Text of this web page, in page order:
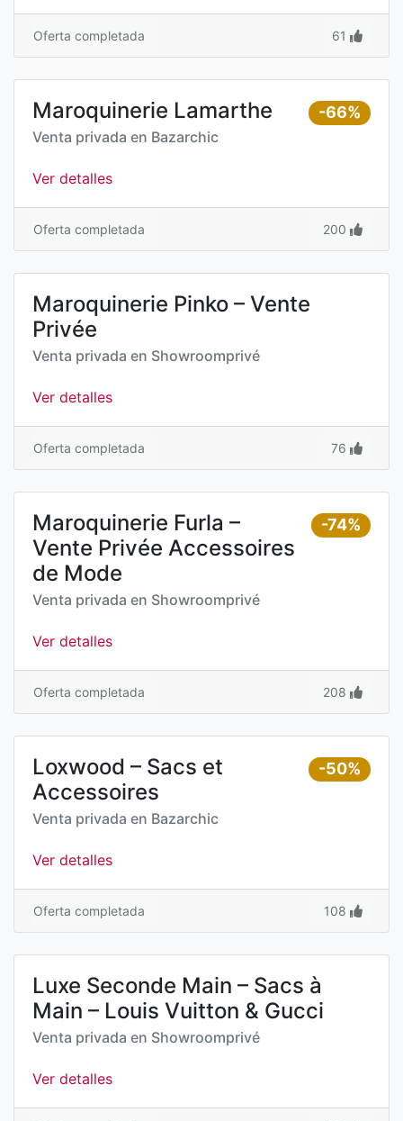
Oferta completada 61
-66%
Maroquinerie Lamarthe
Venta privada en Bazarchic
Ver detalles
Oferta completada 200
Maroquinerie Pinko – Vente
Privée
Venta privada en Showroomprivé
Ver detalles
Oferta completada 76
-74%
Maroquinerie Furla –
Vente Privée Accessoires
de Mode
Venta privada en Showroomprivé
Ver detalles
Oferta completada 208
-50%
Loxwood – Sacs et
Accessoires
Venta privada en Bazarchic
Ver detalles
Oferta completada 108
Luxe Seconde Main – Sacs à
Main – Louis Vuitton & Gucci
Venta privada en Showroomprivé
Ver detalles